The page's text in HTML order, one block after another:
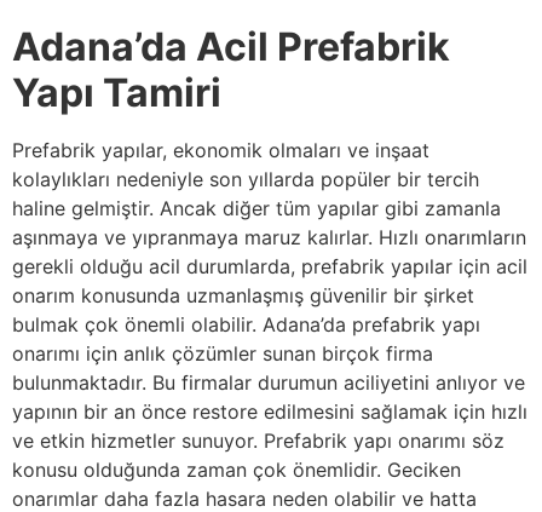
Adana’da Acil Prefabrik
Yapı Tamiri
Prefabrik yapılar, ekonomik olmaları ve inşaat
kolaylıkları nedeniyle son yıllarda popüler bir tercih
haline gelmiştir. Ancak diğer tüm yapılar gibi zamanla
aşınmaya ve yıpranmaya maruz kalırlar. Hızlı onarımların
gerekli olduğu acil durumlarda, prefabrik yapılar için acil
onarım konusunda uzmanlaşmış güvenilir bir şirket
bulmak çok önemli olabilir. Adana’da prefabrik yapı
onarımı için anlık çözümler sunan birçok firma
bulunmaktadır. Bu firmalar durumun aciliyetini anlıyor ve
yapının bir an önce restore edilmesini sağlamak için hızlı
ve etkin hizmetler sunuyor. Prefabrik yapı onarımı söz
konusu olduğunda zaman çok önemlidir. Geciken
onarımlar daha fazla hasara neden olabilir ve hatta